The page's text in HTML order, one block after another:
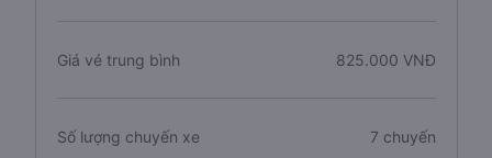
Giá vé trung bình 825.000 VNĐ
Số lượng chuyến xe 7 chuyến